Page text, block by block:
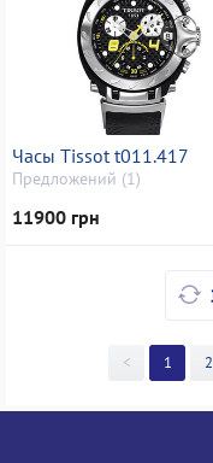
Часы Tissot t011.417
Предложений (1)
11900 грн
< 1 2